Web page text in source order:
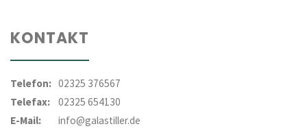
KONTAKT
Telefon: 02325 376567
Telefax:
02325 654130
E-Mail:
info@galastiller.de